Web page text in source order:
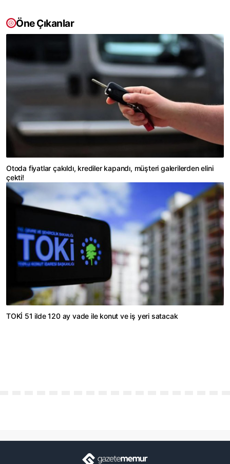
Öne Çıkanlar
Otoda fiyatlar çakıldı, krediler kapandı, müşteri galerilerden elini
çekti!
TOKİ 51 ilde 120 ay vade ile konut ve iş yeri satacak